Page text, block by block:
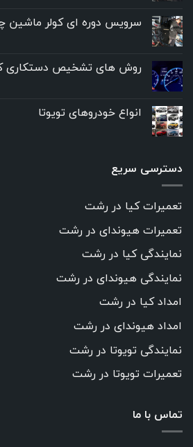
سرویس دوره ای کولر ماشین
روش های تشخیص دستکاری
انواع خودروهای تویوتا
دسترسی سریع
تعمیرات کیا در رشت
تعمیرات هیوندای در رشت
نمایندگی کیا در رشت
نمایندگی هیوندای در رشت
امداد کیا در رشت
امداد هیوندای در رشت
نمایندگی تویوتا در رشت
تعمیرات تویوتا در رشت
تماس با ما